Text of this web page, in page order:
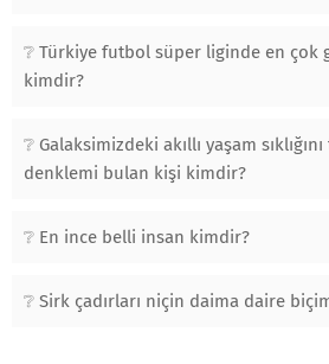
Türkiye futbol süper liginde en çok
kimdir?
Galaksimizdeki akıllı yaşam
denklemi bulan kişi kimdir?
En ince belli insan kimdir?
Sirk çadırları niçin daima daire